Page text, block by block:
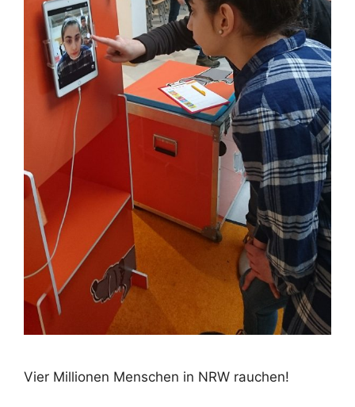
Vier Millionen Menschen in NRW rauchen!